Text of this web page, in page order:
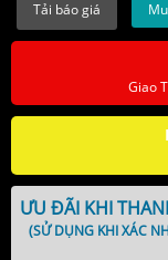
Giao
ƯU ĐÃI KHI
(SỬ DỤNG KHI XÁC